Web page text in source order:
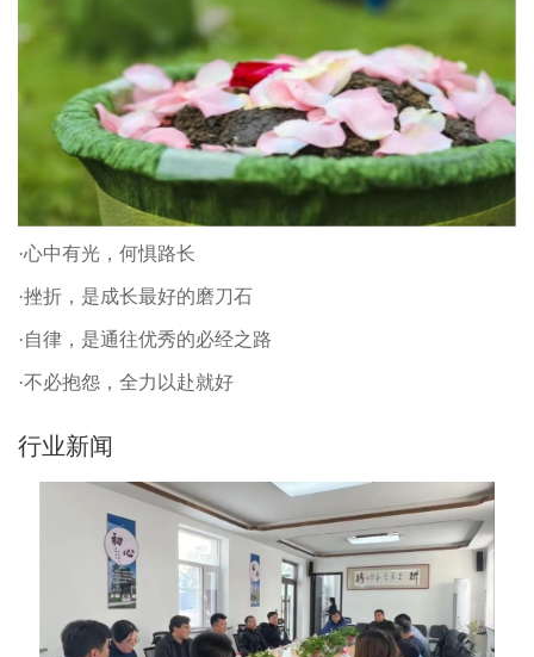
·心中有光，何惧路长
·挫折，是成长最好的磨刀石
·自律，是通往优秀的必经之路
·不必抱怨，全力以赴就好
行业新闻